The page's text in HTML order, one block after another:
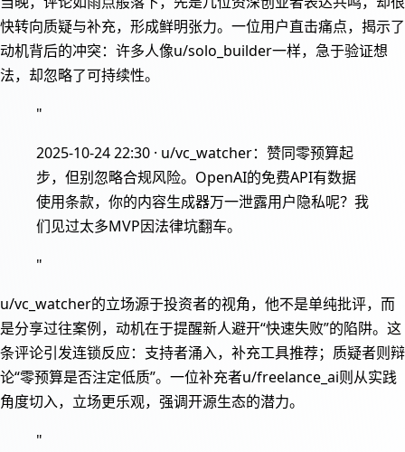
快转向质疑与补充，形成鲜明张力。一位用户直击痛点，揭示了
动机背后的冲突：许多人像u/solo_builder一样，急于验证想
法，却忽略了可持续性。
"
2025-10-24 22:30 · u/vc_watcher：赞同零预算起
步，但别忽略合规风险。OpenAI的免费API有数据
使用条款，你的内容生成器万一泄露用户隐私呢？我
们见过太多MVP因法律坑翻车。
"
u/vc_watcher的立场源于投资者的视角，他不是单纯批评，而
是分享过往案例，动机在于提醒新人避开“快速失败”的陷阱。这
条评论引发连锁反应：支持者涌入，补充工具推荐；质疑者则辩
论“零预算是否注定低质”。一位补充者u/freelance_ai则从实践
角度切入，立场更乐观，强调开源生态的潜力。
"